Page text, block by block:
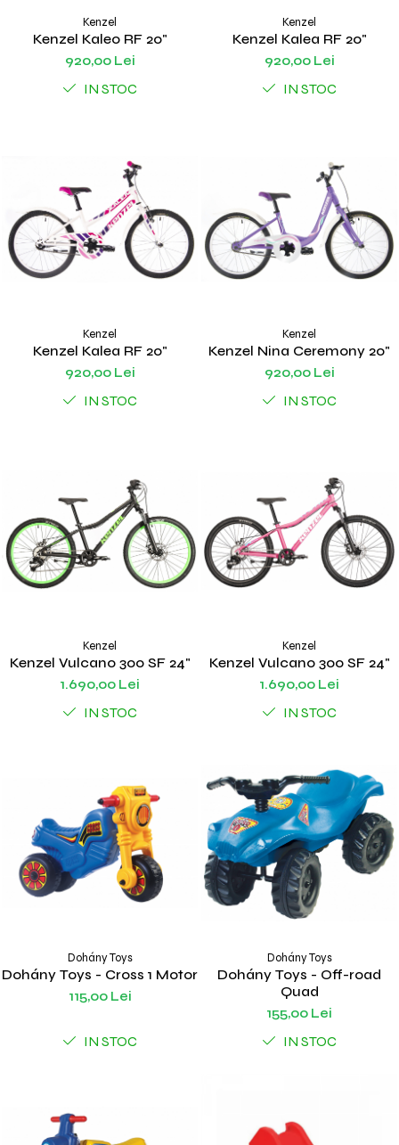
Kenzel
Kenzel Kaleo RF 20"
920,00 Lei
IN STOC
Kenzel
Kenzel Kalea RF 20"
920,00 Lei
IN STOC
Kenzel
Kenzel Kalea RF 20"
920,00 Lei
IN STOC
Kenzel
Kenzel Nina Ceremony 20"
920,00 Lei
IN STOC
Kenzel
Kenzel Vulcano 300 SF 24"
1.690,00 Lei
IN STOC
Kenzel
Kenzel Vulcano 300 SF 24"
1.690,00 Lei
IN STOC
Dohány Toys
Dohány Toys - Cross 1 Motor
115,00 Lei
IN STOC
Dohány Toys
Dohány Toys - Off-road
Quad
155,00 Lei
IN STOC